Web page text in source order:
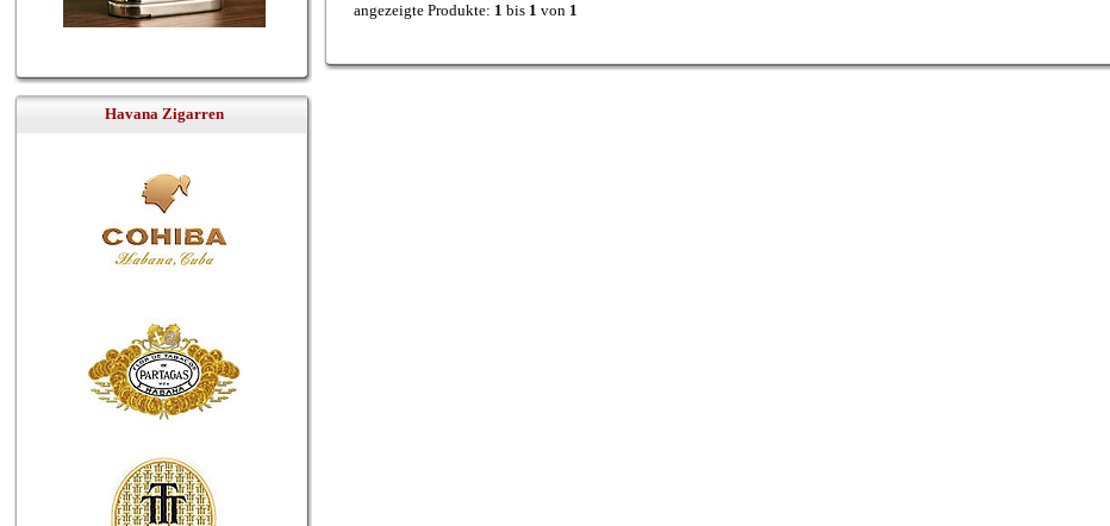
Havana Zigarren
angezeigte Produkte: 1 bis 1 von 1